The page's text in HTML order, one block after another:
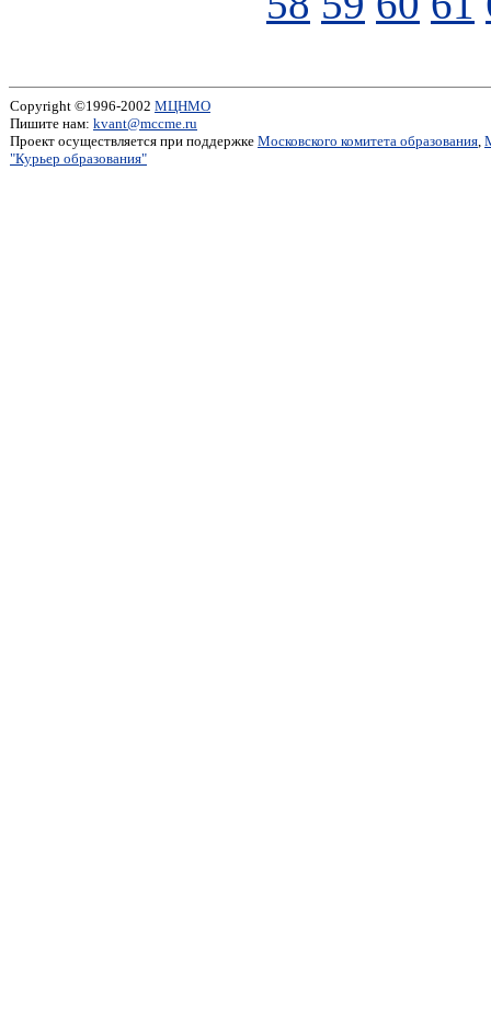
Copyright ©1996-2002 МЦНМО
Пишите нам: kvant@mccme.ru
Проект осуществляется при поддержке Московского комитета образования,
"Курьер образования"